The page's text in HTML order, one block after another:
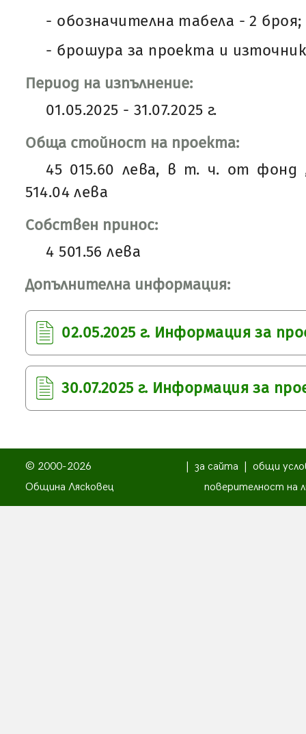
- обозначителна табела - 2 броя;
- брошура за проекта и
Период на изпълнение:
01.05.2025 - 31.07.2025 г.
Обща стойност на проекта:
45 015.60 лева, в т. ч. от фонд
514.04 лева
Собствен принос:
4 501.56 лева
Допълнителна информация:
02.05.2025 г. Информация за
30.07.2025 г. Информация за
© 2000-2026
Община Лясковец
за сайта
общи
поверителност на